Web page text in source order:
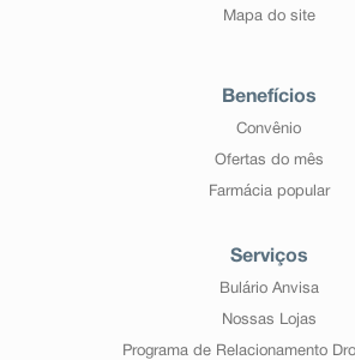
Mapa do site
Benefícios
Convênio
Ofertas do mês
Farmácia popular
Serviços
Bulário Anvisa
Nossas Lojas
Programa de Relacionamento